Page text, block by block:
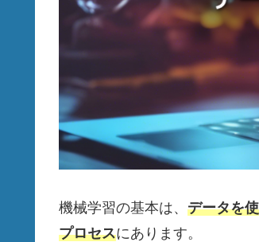
機械学習の基本は、 データを
プロセスにあります。